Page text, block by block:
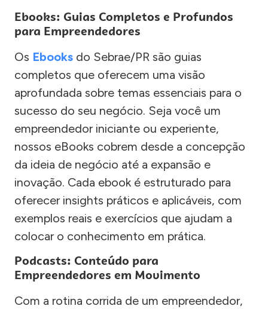
Ebooks: Guias Completos e Profundos
para Empreendedores
Os Ebooks do Sebrae/PR são guias
completos que oferecem uma visão
aprofundada sobre temas essenciais para o
sucesso do seu negócio. Seja você um
empreendedor iniciante ou experiente,
nossos eBooks cobrem desde a concepção
da ideia de negócio até a expansão e
inovação. Cada ebook é estruturado para
oferecer insights práticos e aplicáveis, com
exemplos reais e exercícios que ajudam a
colocar o conhecimento em prática.
Podcasts: Conteúdo para
Empreendedores em Movimento
Com a rotina corrida de um empreendedor,